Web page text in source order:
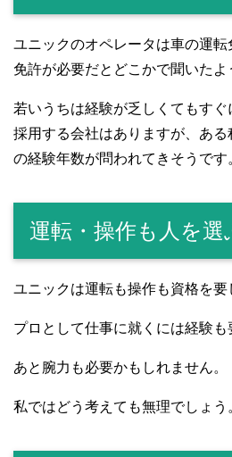
ユニックのオペレータは車の運
免許が必要だとどこかで聞いたよ
若いうちは経験が乏しくてもす
採用する会社はありますが、あ
の経験年数が問われてきそうです
運転・操作も人を選
ユニックは運転も操作も資格を要
プロとして仕事に就くには経験も
あと腕力も必要かもしれません。
私ではどう考えても無理でしょう